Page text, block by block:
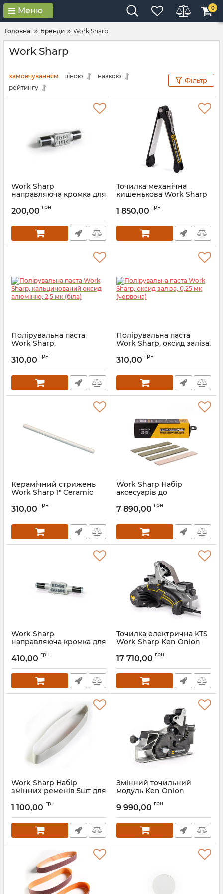
Меню 0
Головна Бренди Work Sharp
Work Sharp
замовчуванням ціною
назвою
рейтингу
Фільтр
Work Sharp
направляюча кромка для
Артикул:5_74102
200,00 грн
Точилка механічна
кишенькова Work Sharp
WSEDCFFS-I
Артикул:5_73059
1 850,00 грн
Полірувальна паста
Work Sharp,
алюмінію, 2,5 мк (біла)
Артикул:5_72055
310,00 грн
Полірувальна паста
Work Sharp, оксид заліза,
Артикул: 5_72054
310,00 грн
Керамічний стрижень
Work Sharp 1" Ceramic
Field
Артикул:5_70851
310,00 грн
Work Sharp Набір
аксесуарів до
Adjust Elite Knife
камені, 1 шкіряна смуга, 1
полірувальна паста)
7 890,00 грн
Work Sharp
направляюча кромка для
MK2
Артикул:5_70367
410,00 грн
Точилка електрична KTS
Work Sharp Ken Onion
Артикул:5_67960
17 710,00 грн
Work Sharp Набір
змінних ременів 5шт для
та MK.2), 12000 GRIT
Артикул:5_67956
1 100,00 грн
Змінний точильний
модуль Ken Onion
Артикул:5_67955
9 990,00 грн